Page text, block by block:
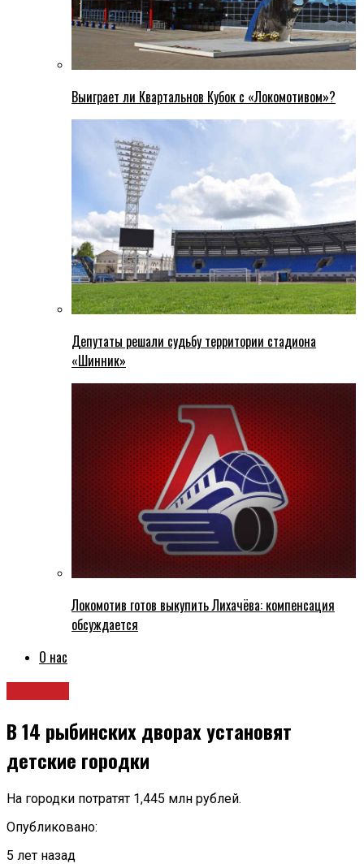
Выиграет ли Квартальнов Кубок с «Локомотивом»?
Депутаты решали судьбу территории стадиона
«Шинник»
Локомотив готов выкупить Лихачёва: компенсация
обсуждается
О нас
В 14 рыбинских дворах установят
детские городки
На городки потратят 1,445 млн рублей.
Опубликовано:
5 лет назад